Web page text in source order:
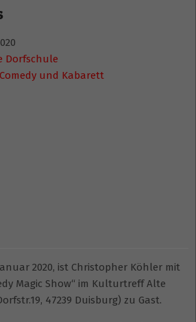
Dorfschule
Comedy und Kabarett
2020, ist Christopher Köhler mit
Magic Show“ im Kulturtreff Alte
47239 Duisburg) zu Gast.